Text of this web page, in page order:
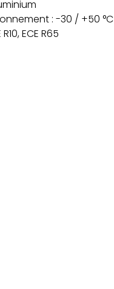
: -30 / +50 °C
ECE R65